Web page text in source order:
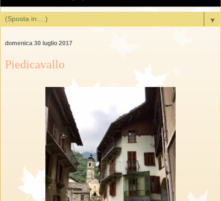
▼
domenica 30 luglio 2017
Piedicavallo